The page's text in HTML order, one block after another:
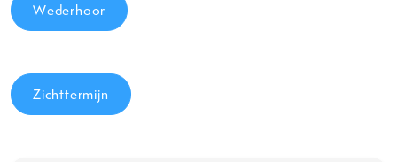
Wederhoor
Zichttermijn